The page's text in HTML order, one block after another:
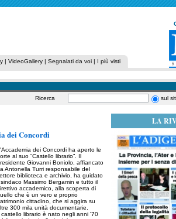
| VideoGallery | Segnalati da voi | I più visti
Ricerca sul
dei Concordi
dei Concordi ha aperto le
al suo “Castello librario”. Il
Giovanni Boniolo, affiancato
Antonella Turri responsabile del
biblioteca e archivio, ha guidato
sindaco Massimo Bergamin e tutto il
accademico, alla scoperta di
che è un vero e proprio
cittadino, che si aggira su
300 mila unità documentarie.
castello librario è nato negli anni '70
LA